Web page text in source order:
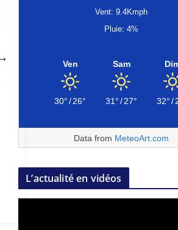
Vent: 9.4Kmph
Pluie: 4%
Ven
30°/26°
Sam
31°/27° 32°/
Data from MeteoArt.com
L’actualité en vidéos